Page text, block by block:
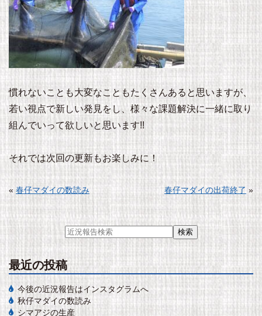
慣れないことも大変なこともたくさんあると思いますが、
若い視点で新しい発見をし、様々な課題解決に一緒に取り
組んでいって欲しいと思います!!
それでは次回の更新もお楽しみに！
« 春仔マダイの数読み 春仔マダイの出荷終了 »
最近の投稿
今後の近況報告はインスタグラムへ
秋仔マダイの数読み
シマアジの生産